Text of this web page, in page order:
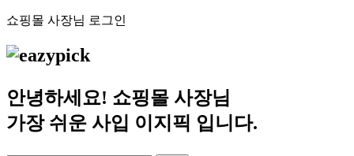
쇼핑몰 사장님 로그인
안녕하세요! 쇼핑몰 사장님
가장 쉬운 사입 이지픽 입니다.